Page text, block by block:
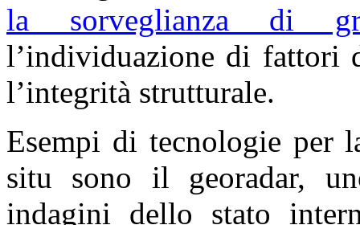
la sorveglianza di
l’individuazione di fattori
l’integrità strutturale.
Esempi di tecnologie per
situ sono il georadar,
indagini dello stato